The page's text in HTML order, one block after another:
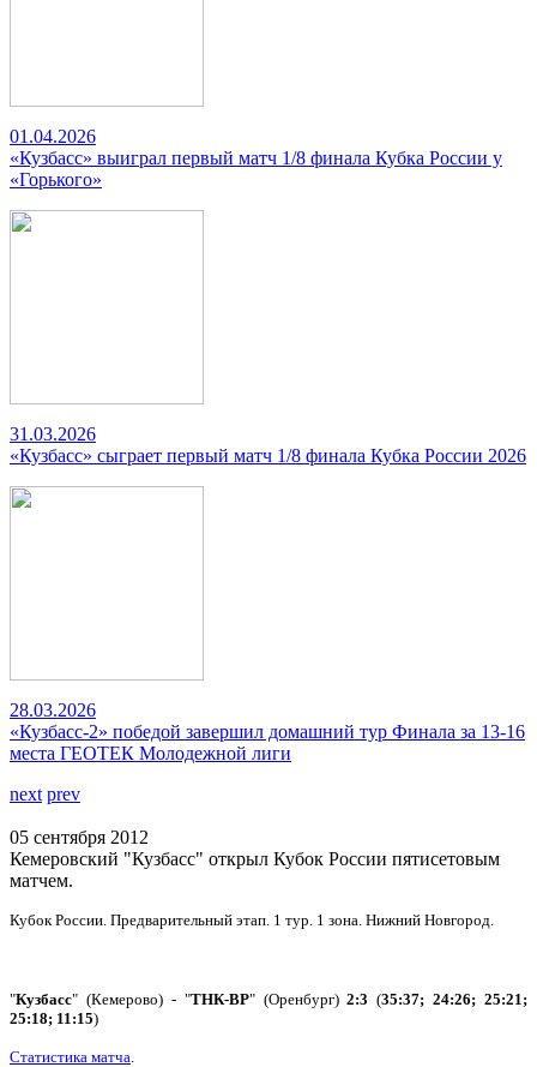
01.04.2026
«Кузбасс» выиграл первый матч 1/8 финала Кубка России у
«Горького»
31.03.2026
«Кузбасс» сыграет первый матч 1/8 финала Кубка России 2026
28.03.2026
«Кузбасс-2» победой завершил домашний тур Финала за 13-16
места ГЕОТЕК Молодежной лиги
next prev
05 сентября 2012
Кемеровский "Кузбасс" открыл Кубок России пятисетовым
матчем.
Кубок России. Предварительный этап. 1 тур. 1 зона. Нижний Новгород.
"Кузбасс" (Кемерово) - "ТНК-ВР" (Оренбург)2:3 (35:37; 24:26; 25:21;
25:18; 11:15)
Статистика матча.